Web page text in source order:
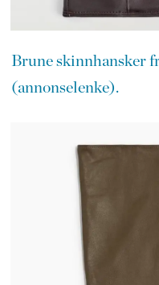
Brune skinnhansker
(annonselenke).